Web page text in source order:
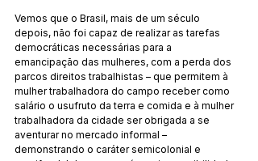
Vemos que o Brasil, mais de um século
depois, não foi capaz de realizar as tarefas
democráticas necessárias para a
emancipação das mulheres, com a perda dos
parcos direitos trabalhistas – que permitem à
mulher trabalhadora do campo receber como
salário o usufruto da terra e comida e à mulher
trabalhadora da cidade ser obrigada a se
aventurar no mercado informal –
demonstrando o caráter semicolonial e